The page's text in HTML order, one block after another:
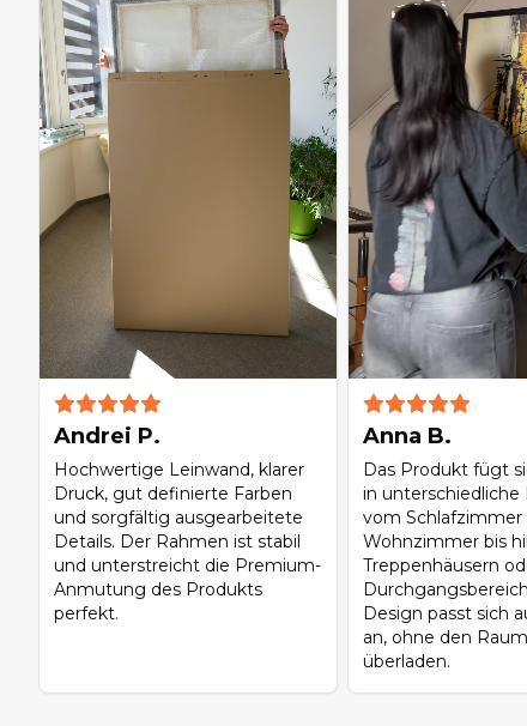
Andrei P.
Hochwertige Leinwand, klarer
Druck, gut definierte Farben
und sorgfältig ausgearbeitete
Details. Der Rahmen ist stabil
und unterstreicht die Premium-
Anmutung des Produkts
perfekt.
Anna B.
Das Produkt fügt
in unterschiedliche
vom Schlafzimmer
Wohnzimmer bis
Treppenhäusern
Design passt sich
an, ohne den
überladen.